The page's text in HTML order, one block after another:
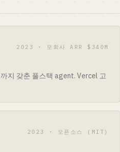
2023 · 모회사 ARR $340M
지 갖춘 풀스택 agent. Vercel 고
2023 · 오픈소스 (MIT)